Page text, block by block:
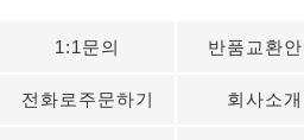
1:1문의 반품교환안
전화로주문하기 회사소개